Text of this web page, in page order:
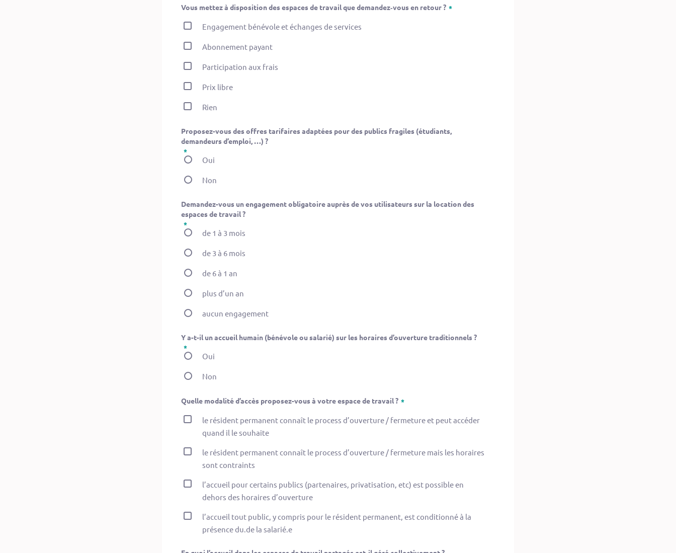
Vous mettez à disposition des espaces de travail que demandez‐vous en retour ?
Engagement bénévole et échanges de services
Abonnement payant
Participation aux frais
Prix libre
Rien
Proposez-vous des offres tarifaires adaptées pour des publics fragiles (étudiants,
demandeurs d’emploi, …) ?
Oui
Non
Demandez-vous un engagement obligatoire auprès de vos utilisateurs sur la location des
espaces de travail ?
de 1 à 3 mois
de 3 à 6 mois
de 6 à 1 an
plus d’un an
aucun engagement
Y a-t-il un accueil humain (bénévole ou salarié) sur les horaires d’ouverture traditionnels ?
Oui
Non
Quelle modalité d’accès proposez-vous à votre espace de travail ?
le résident permanent connaît le process d’ouverture / fermeture et peut accéder
quand il le souhaite
le résident permanent connaît le process d’ouverture / fermeture mais les horaires
sont contraints
l’accueil pour certains publics (partenaires, privatisation, etc) est possible en
dehors des horaires d’ouverture
l’accueil tout public, y compris pour le résident permanent, est conditionné à la
présence du.de la salarié.e